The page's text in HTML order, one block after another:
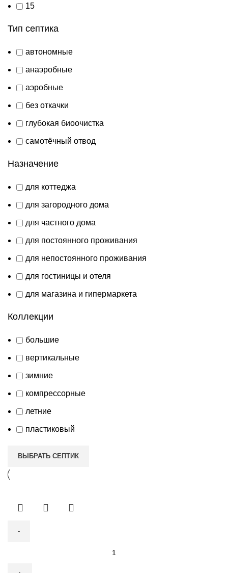
15
Тип септика
автономные
анаэробные
аэробные
без откачки
глубокая биоочистка
самотёчный отвод
Назначение
для коттеджа
для загородного дома
для частного дома
для постоянного проживания
для непостоянного проживания
для гостиницы и отеля
для магазина и гипермаркета
Коллекции
большие
вертикальные
зимние
компрессорные
летние
пластиковый
ВЫБРАТЬ СЕПТИК